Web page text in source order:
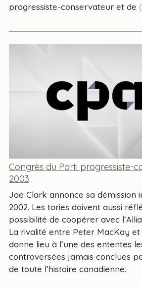
progressiste-conservateur et de
Congrès du Parti progressiste-
2003
Joe Clark annonce sa démission
2002. Les tories doivent aussi
possibilité de coopérer avec
La rivalité entre Peter MacKay
donne lieu à l’une des ententes
controversées jamais conclues
de toute l’histoire canadienne.